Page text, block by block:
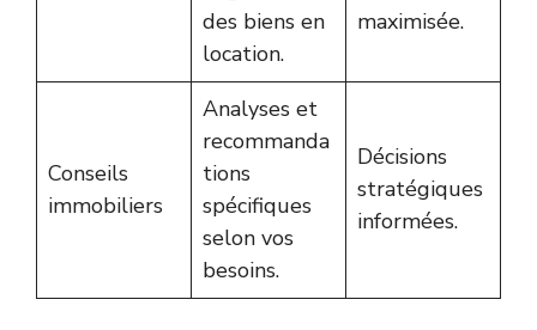
des biens en
location.
maximisée.
Conseils
immobiliers
Analyses et
recommanda
tions
spécifiques
selon vos
besoins.
Décisions
stratégiques
informées.